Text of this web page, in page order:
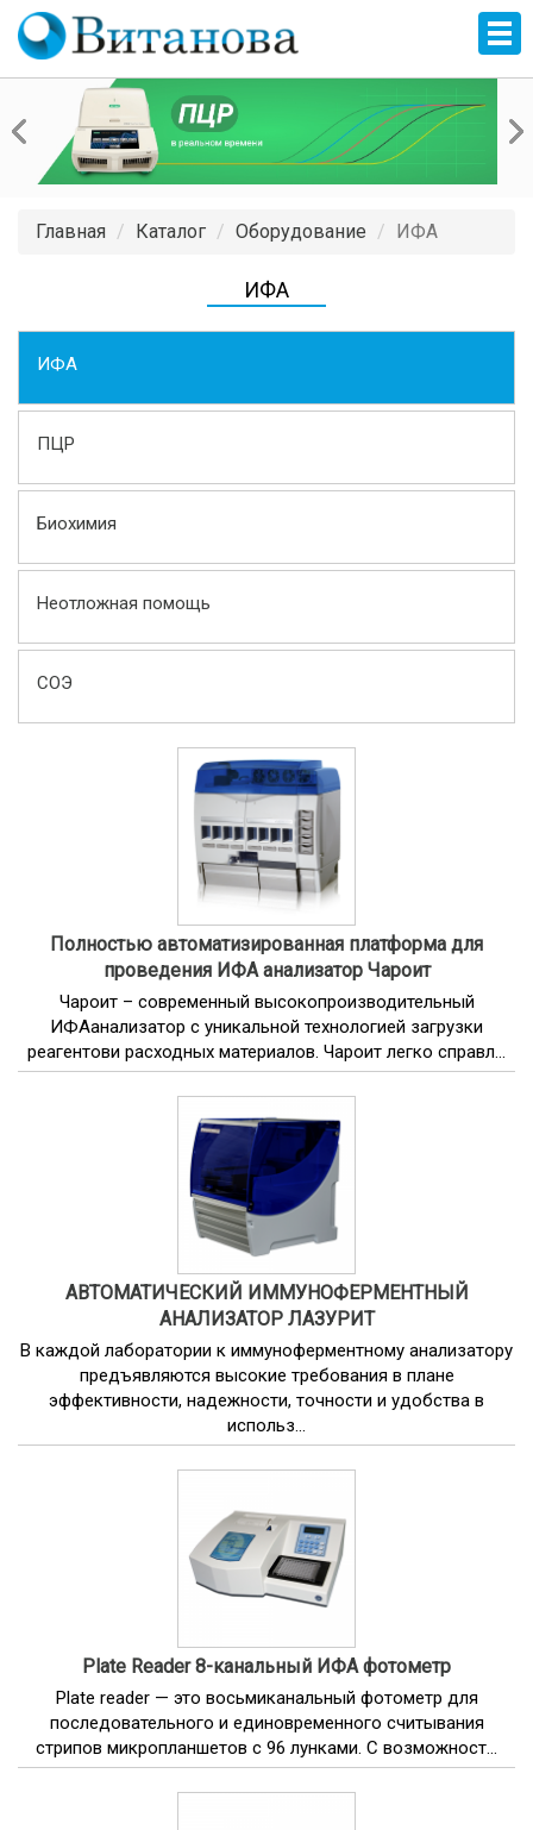
Главная Каталог Оборудование ИФА
ИФА
ИФА
ПЦР
Биохимия
Неотложная помощь
СОЭ
Полностью автоматизированная платформа для
проведения ИФА анализатор Чароит
Чароит – современный высокопроизводительный
ИФАанализатор с уникальной технологией загрузки
реагентови расходных материалов. Чароит легко справл...
АВТОМАТИЧЕСКИЙ ИММУНОФЕРМЕНТНЫЙ
АНАЛИЗАТОР ЛАЗУРИТ
В каждой лаборатории к иммуноферментному анализатору
предъявляются высокие требования в плане
эффективности, надежности, точности и удобства в
использ...
Plate Reader 8-канальный ИФА фотометр
Plate reader — это восьмиканальный фотометр для
последовательного и единовременного считывания
стрипов микропланшетов с 96 лунками. С возможност...